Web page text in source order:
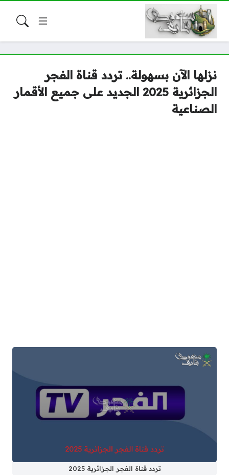
نزلها الآن بسهولة.. تردد قناة الفجر
الجزائرية 2025 الجديد على جميع الأقمار
الصناعية
تردد قناة الفجر الجزائرية 2025